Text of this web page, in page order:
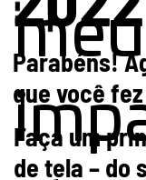
meu
Parabéns!
que você
Faça um
de tela – do